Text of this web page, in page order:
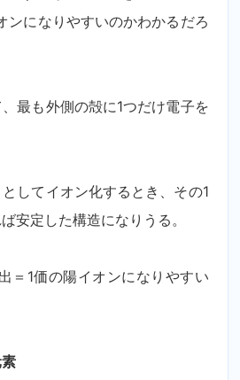
ンになりやすいのかわかるだろ
最も外側の殻に1つだけ電子を
してイオン化するとき、その1
安定した構造になりうる。
＝1価の陽イオンになりやすい